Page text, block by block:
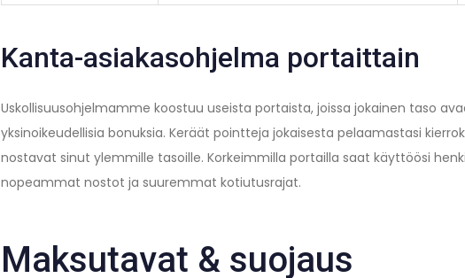
Kanta-asiakasohjelma portaittain
Uskollisuusohjelmamme koostuu useista portaista, joissa jokainen taso
yksinoikeudellisia bonuksia. Keräät pointteja jokaisesta pelaamastasi
nostavat sinut ylemmille tasoille. Korkeimmilla portailla saat käyttöösi
nopeammat nostot ja suuremmat kotiutusrajat.
Maksutavat & suojaus